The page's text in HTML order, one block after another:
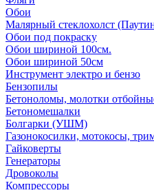
Обои
Малярный стеклохолст
Обои под покраску
Обои шириной 100см.
Обои шириной 50см
Инструмент электро и бензо
Бензопилы
Бетоноломы, молотки
Бетономешалки
Болгарки (УШМ)
Газонокосилки, мотокосы,
Гайковерты
Генераторы
Дровоколы
Компрессоры